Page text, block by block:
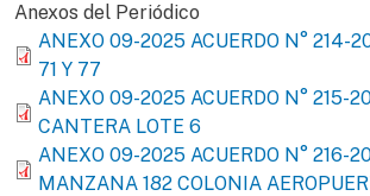
Anexos del Periódico
ANEXO 09-2025 ACUERDO N° 214-
71 Y 77
ANEXO 09-2025 ACUERDO N° 215-
CANTERA LOTE 6
ANEXO 09-2025 ACUERDO N° 216-
MANZANA 182 COLONIA